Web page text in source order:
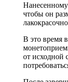
чтобы он
В это время
от исходной